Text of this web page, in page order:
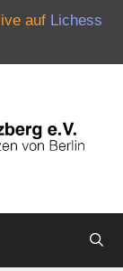
auf Lichess